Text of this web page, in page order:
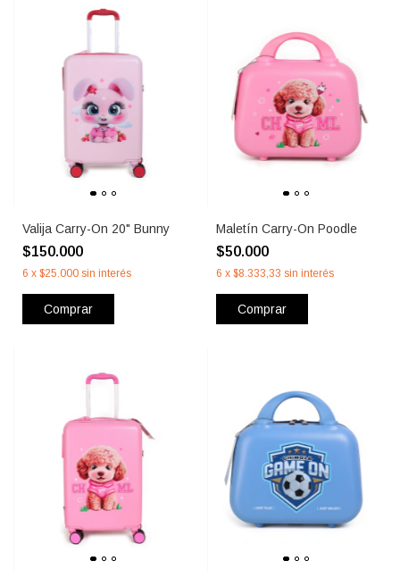
Valija Carry-On 20" Bunny
$150.000
6 x $25.000 sin interés
Comprar
Maletín Carry-On Poodle
$50.000
6 x $8.333,33 sin interés
Comprar